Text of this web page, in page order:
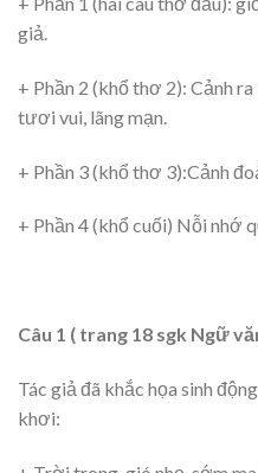
giả.
+ Phần 2 (khổ thơ 2): Cảnh
tươi vui, lãng mạn.
+ Phần 3 (khổ thơ 3):Cảnh
+ Phần 4 (khổ cuối) Nỗi nhớ
Câu 1 ( trang 18 sgk Ngữ
Tác giả đã khắc họa sinh
khơi: